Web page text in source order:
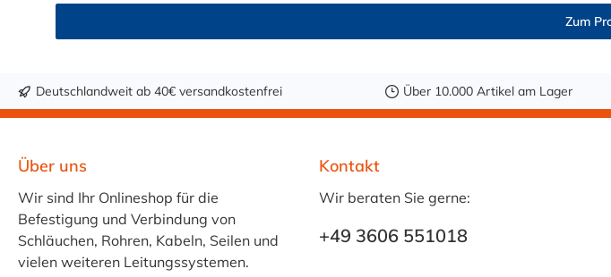
Zum
Deutschlandweit ab 40€ versandkostenfrei Über 10.000 Artikel am Lager
Über uns
Wir sind Ihr Onlineshop für die
Befestigung und Verbindung von
Schläuchen, Rohren, Kabeln, Seilen und
vielen weiteren Leitungssystemen.
Kontakt
Wir beraten Sie gerne:
+49 3606 551018